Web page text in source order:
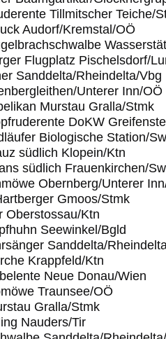
Tillmitscher Teiche/
Audorf/Kremstal/OÖ
Flugplatz Pischelsdorf/
Sanddelta/Rheindelta/Vbg
Unterer Inn/OÖ
Murstau Gralla/Stmk
DoKW
Biologische Station/
südlich Klopein/Ktn
südlich Frauenkirchen/
Obernberg/Unterer
Gmoos/Stmk
Oberstossau/Ktn
Seewinkel/Bgld
Sanddelta/
Krappfeld/Ktn
Neue Donau/Wien
Traunsee/OÖ
Gralla/Stmk
Nauders/Tir